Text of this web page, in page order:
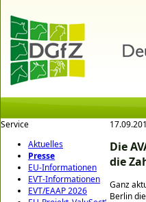
Service
Aktuelles
Presse
EU-Informationen
EVT-Informationen
EVT/EAAP 2026
Die
die
Ganz
Berlin